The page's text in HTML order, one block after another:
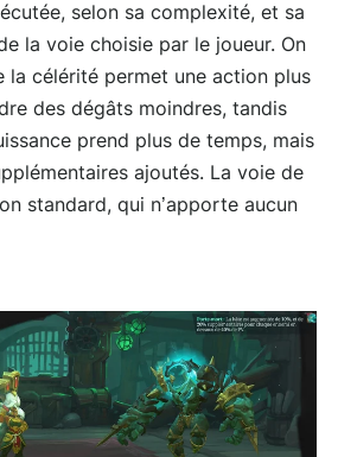
selon sa complexité, et sa
la voie choisie par le joueur. On
la célérité permet une action plus
des dégâts moindres, tandis
prend plus de temps, mais
ajoutés. La voie de
standard, qui n’apporte aucun